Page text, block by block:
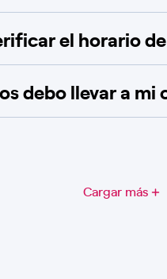
el horario
debo llevar a mi
Cargar más